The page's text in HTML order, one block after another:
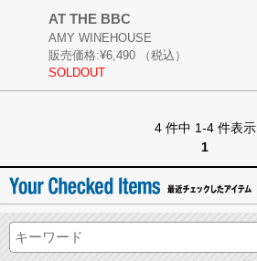
AT THE BBC
AMY WINEHOUSE
販売価格:¥6,490
（税込）
SOLDOUT
4 件中 1-4 件表示
1